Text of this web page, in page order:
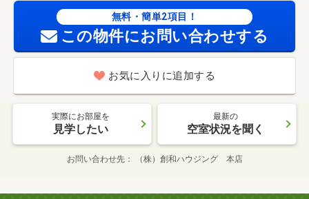
無料・簡単2項目！
この物件にお問い合わせする
お気に入りに追加する
実際にお部屋を
見学したい
最新の
空室状況を聞く
お問い合わせ先 （株）創和ハウジング 本店